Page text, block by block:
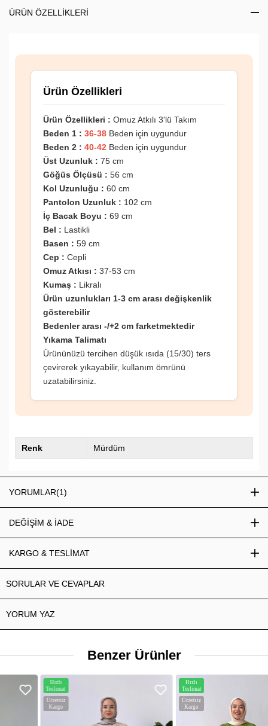
ÜRÜN ÖZELLIKLERI
Ürün Özellikleri
Ürün Özellikleri : Omuz Atkılı 3'lü Takım
Beden 1 : 36-38 Beden için uygundur
Beden 2 : 40-42 Beden için uygundur
Üst Uzunluk : 75 cm
Göğüs Ölçüsü : 56 cm
Kol Uzunluğu : 60 cm
Pantolon Uzunluk : 102 cm
İç Bacak Boyu : 69 cm
Bel : Lastikli
Basen : 59 cm
Cep : Cepli
Omuz Atkısı : 37-53 cm
Kumaş : Likralı
Ürün uzunlukları 1-3 cm arası değişkenlik
gösterebilir
Bedenler arası -/+2 cm farketmektedir
Yıkama Talimatı
Ürününüzü tercihen düşük ısıda (15/30) ters
çevirerek yıkayabilir, kullanım ömrünü
uzatabilirsiniz.
Renk Mürdüm
YORUMLAR(1)
DEĞİŞİM & İADE
KARGO & TESLİMAT
SORULAR VE CEVAPLAR
YORUM YAZ
Benzer Ürünler
Teslimat
Teslimat